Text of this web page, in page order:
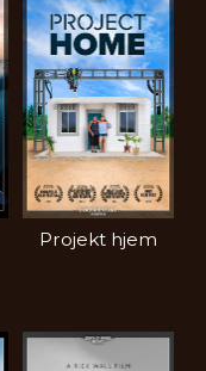
Projekt hjem